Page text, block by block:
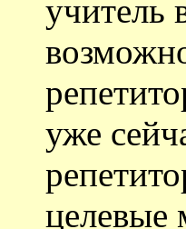
учитель
уже
целевые